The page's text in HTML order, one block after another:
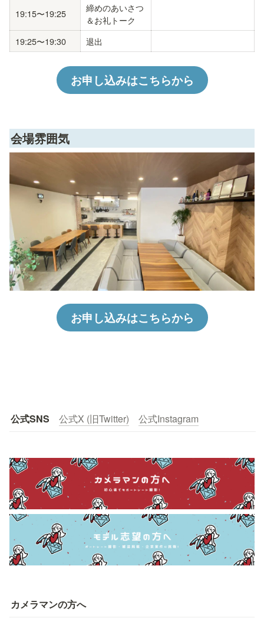
19:15〜19:25
締めのあいさつ
＆お礼トーク
19:25〜19:30
退出
お申し込みはこちらから
会場雰囲気
お申し込みはこちらから
公式SNS 公式X (旧Twitter) 公式Instagram
カメラマンの方へ